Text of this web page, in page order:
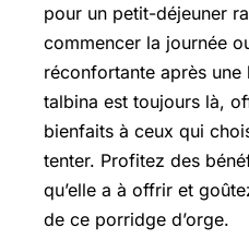
pour un petit-déjeuner
commencer la journée
réconfortante après une
talbina est toujours là,
bienfaits à ceux qui
tenter. Profitez des
qu’elle a à offrir et
de ce porridge d’orge.